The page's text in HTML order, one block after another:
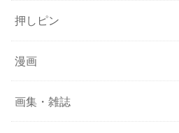
押しピン
漫画
画集・雑誌